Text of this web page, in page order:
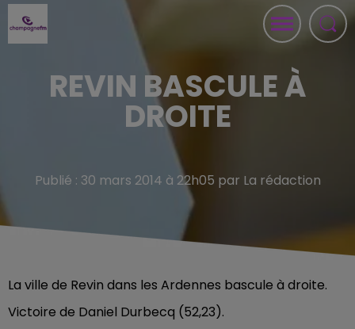
REVIN BASCULE À
DROITE
Publié : 30 mars 2014 à 22h05 par La rédaction
La ville de Revin dans les Ardennes bascule à droite.
Victoire de Daniel Durbecq (52,23).